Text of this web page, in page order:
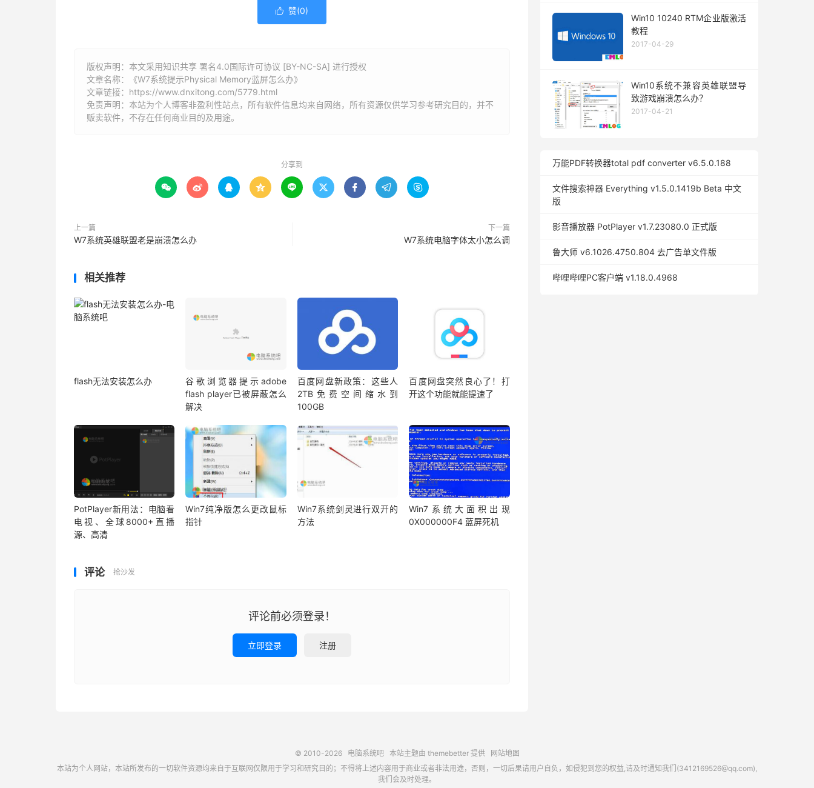
 赞(0)
版权声明：本文采用知识共享 署名4.0国际许可协议 [BY-NC-SA] 进行授权
文章名称：《W7系统提示Physical Memory蓝屏怎么办》
文章链接： https://www.dnxitong.com/5779.html
免责声明：本站为个人博客非盈利性站点，所有软件信息均来自网络，所有资源仅供学习参考研究目的，并不
贩卖软件，不存在任何商业目的及用途。
分享到
        
上一篇
W7系统英雄联盟老是崩溃怎么办
下一篇
W7系统电脑字体太小怎么调
相关推荐
flash无法安装怎么办
谷歌浏览器提示adobe
flash player已被屏蔽怎么
解决
百度网盘新政策：这些人
2TB免费空间缩水到
100GB
百度网盘突然良心了！打
开这个功能就能提速了
PotPlayer新用法：电脑看
电视、全球8000+直播
源、高清
Win7纯净版怎么更改鼠标
指针
Win7系统剑灵进行双开的
方法
Win7系统大面积出现
0X000000F4 蓝屏死机
评论 抢沙发
评论前必须登录！
立即登录 注册
Win10 10240 RTM企业版激活
教程
2017-04-29
Win10系统不兼容英雄联盟导
致游戏崩溃怎么办？
2017-04-21
万能PDF转换器total pdf converter v6.5.0.188
文件搜索神器 Everything v1.5.0.1419b Beta 中文
版
影音播放器 PotPlayer v1.7.23080.0 正式版
鲁大师 v6.1026.4750.804 去广告单文件版
哔哩哔哩PC客户端 v1.18.0.4968
© 2010-2026 电脑系统吧本站主题由 themebetter提供
网站地图
本站为个人网站，本站所发布的一切软件资源均来自于互联网仅限用于学习和研究目的；不得将上述内容用于商业或者非法用途，否则，一切后果请用户自负，如侵犯到您的权益,请及时通知我们(3412169526@qq.com),
我们会及时处理。